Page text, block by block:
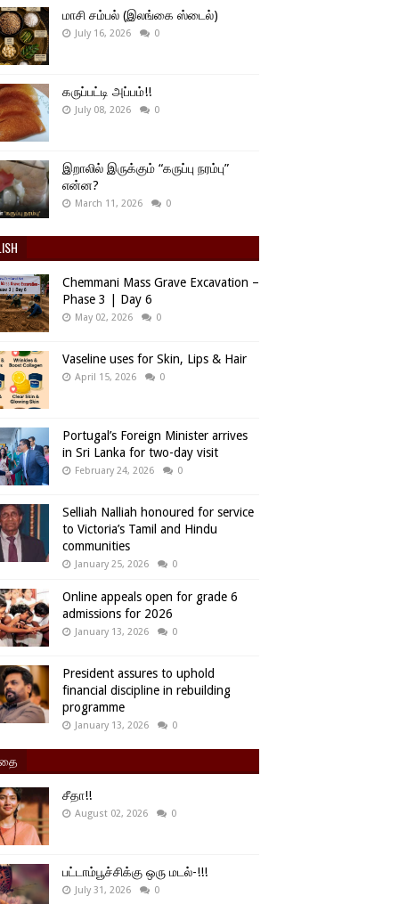
மாசி சம்பல் (இலங்கை ஸ்டைல்)
July 16, 2026 0
கருப்பட்டி அப்பம்!!
July 08, 2026 0
இறாலில் இருக்கும் “கருப்பு நரம்பு”
என்ன?
March 11, 2026 0
Chemmani Mass Grave Excavation –
Phase 3 | Day 6
May 02, 2026 0
Vaseline uses for Skin, Lips & Hair
April 15, 2026 0
Portugal’s Foreign Minister arrives
in Sri Lanka for two-day visit
February 24, 2026 0
Selliah Nalliah honoured for service
to Victoria’s Tamil and Hindu
communities
January 25, 2026 0
Online appeals open for grade 6
admissions for 2026
January 13, 2026 0
President assures to uphold
financial discipline in rebuilding
programme
January 13, 2026 0
சீதா!!
August 02, 2026 0
பட்டாம்பூச்சிக்கு ஒரு மடல்-!!!
July 31, 2026 0